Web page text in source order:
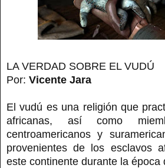
LA VERDAD SOBRE EL VUDÚ
Por: Vicente Jara
El vudú es una religión que
africanas, así como
centroamericanos y
provenientes de los esclavos
este continente durante la época